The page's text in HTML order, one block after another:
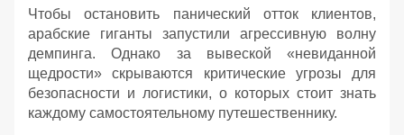
Чтобы остановить панический отток клиентов,
арабские гиганты запустили агрессивную волну
демпинга. Однако за вывеской «невиданной
щедрости» скрываются критические угрозы для
безопасности и логистики, о которых стоит знать
каждому самостоятельному путешественнику.